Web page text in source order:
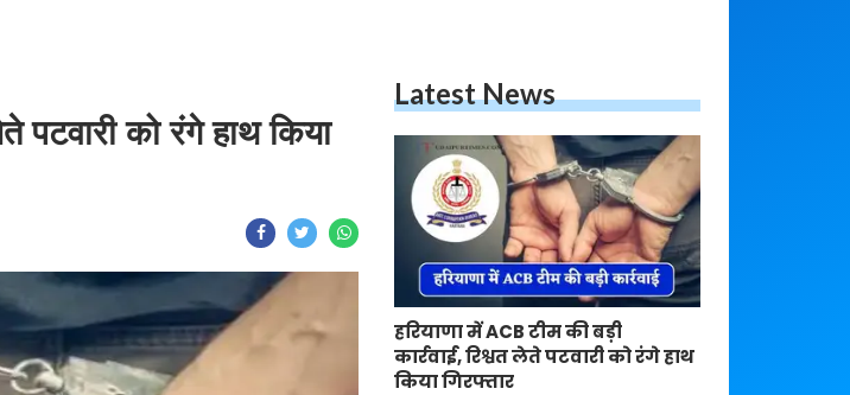
पटवारी को रंगे हाथ किया
Latest News
हरियाणा में ACB टीम की बड़ी
कार्रवाई, रिश्वत लेते पटवारी को रंगे हाथ
किया गिरफ्तार